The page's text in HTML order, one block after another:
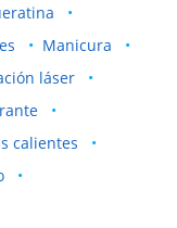
Manicura
láser
calientes